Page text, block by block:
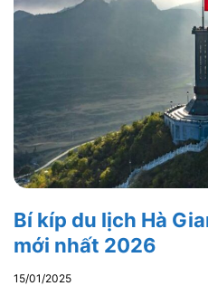
Bí kíp du lịch Hà
mới nhất 2026
15/01/2025